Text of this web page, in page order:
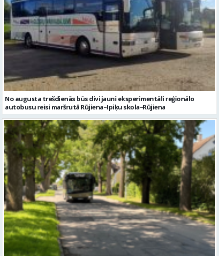
No augusta trešdienās būs divi jauni eksperimentāli reģionālo
autobusu reisi maršrutā Rūjiena–Ipiķu skola–Rūjiena
Izmaiņas autobusu kustībā no 13. jūlija